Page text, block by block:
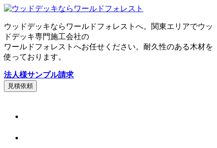
ウッドデッキならワールドフォレストへ。関東エリアでウッ
ドデッキ専門施工会社の
ワールドフォレストへお任せください。耐久性のある木材を
使っております。
法人様サンプル請求
見積依頼